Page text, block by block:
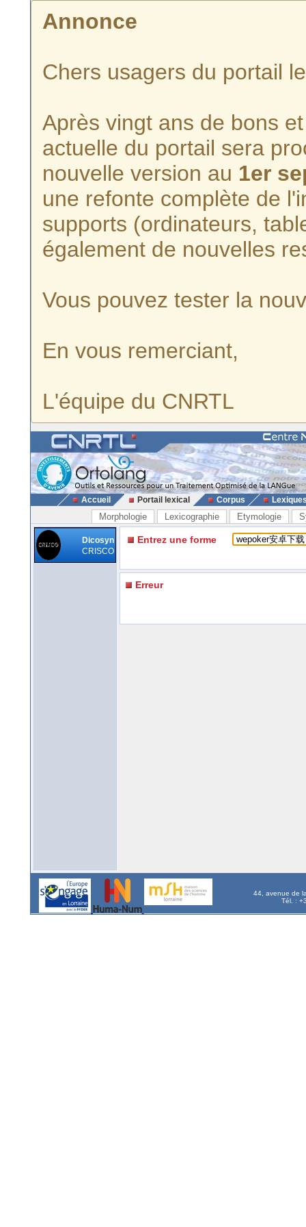
Annonce
Chers usagers du portail
Après vingt ans de bons
actuelle du portail sera
nouvelle version au 1er
une refonte complète de
supports (ordinateurs,
également de nouvelles
Vous pouvez tester la
En vous remerciant,
L'équipe du CNRTL
Accueil Portail lexical Corpus
Morphologie Lexicographie Etymologie
Dicosyn
CRISCO
Entrez une forme
Erreur
44, avenue de
Tél. :